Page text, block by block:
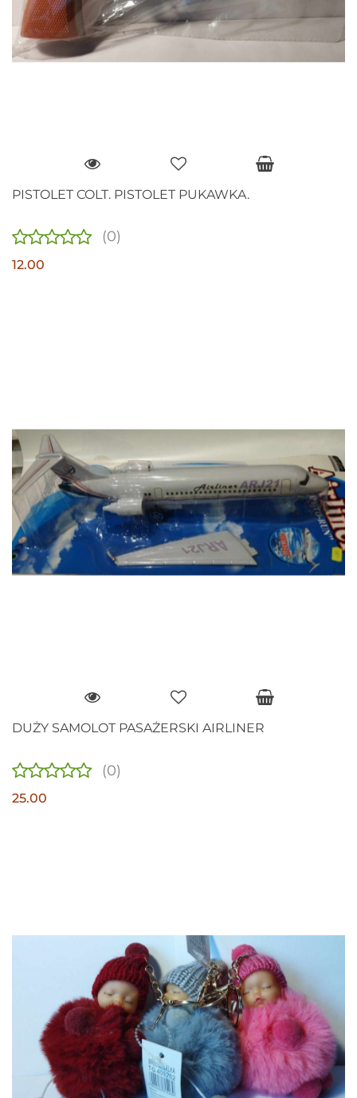
PISTOLET COLT. PISTOLET PUKAWKA.
(0)
12.00
DUŻY SAMOLOT PASAŻERSKI AIRLINER
(0)
25.00